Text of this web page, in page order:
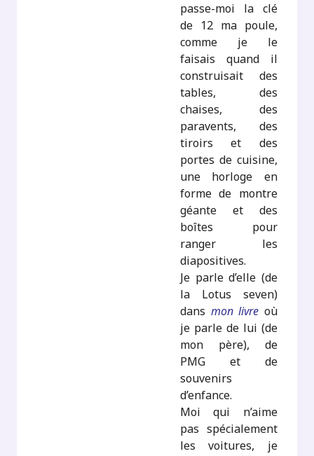
passe-moi la clé
de 12 ma poule,
comme je le
faisais quand il
construisait des
tables, des
chaises, des
paravents, des
tiroirs et des
portes de cuisine,
une horloge en
forme de montre
géante et des
boîtes pour
ranger les
diapositives.
Je parle d’elle (de
la Lotus seven)
dans mon livre où
je parle de lui (de
mon père), de
PMG et de
souvenirs
d’enfance.
Moi qui n’aime
pas spécialement
les voitures, je